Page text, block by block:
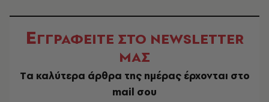
ΕΓΓΡΑΦΕΙΤΕ ΣΤΟ NEWSLETTER
ΜΑΣ
Tα καλύτερα άρθρα της ημέρας έρχονται στο
mail σου